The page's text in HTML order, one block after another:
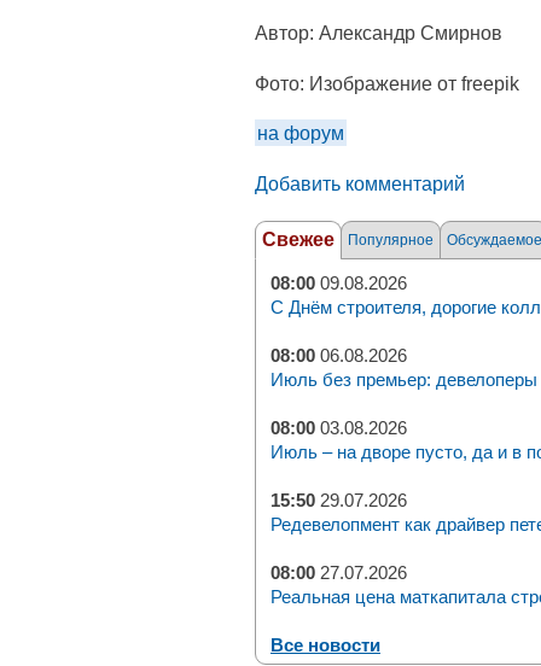
Автор: Александр Смирнов
Фото: Изображение от freepik
на форум
Добавить комментарий
Свежее Популярное Обсуждаемое
08:00 09.08.2026
С Днём строителя, дорогие
08:00 06.08.2026
Июль без премьер: девелоперы
08:00 03.08.2026
Июль – на дворе пусто, да и в
15:50 29.07.2026
Редевелопмент как драйвер
08:00 27.07.2026
Реальная цена маткапитала
Все новости